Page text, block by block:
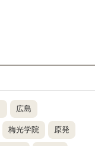
広島
梅光学院 原発